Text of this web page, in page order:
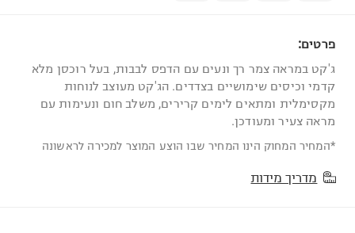
פרטים:
ג'קט במראה צמר רך ונעים עם הדפס לבבות, בעל רוכסן מלא
קדמי וכיסים שימושיים בצדדים. הג'קט מעוצב לנוחות
מקסימלית ומתאים לימים קרירים, משלב חום ונעימות עם
מראה צעיר ומעודכן.
*המחיר המחוק הינו המחיר שבו הוצע המוצר למכירה לראשונה
מדריך מידות